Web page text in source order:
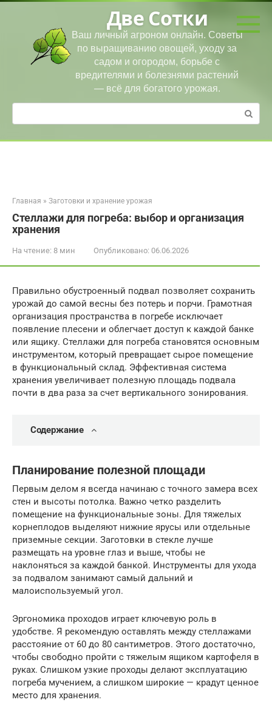
Перейти
Две Сотки
Ваш личный агроном онлайн. Советы
по выращиванию овощей, уходу за
садом и огородом, борьбе с
вредителями и болезнями растений
— всё для богатого урожая.
Поиск:
Главная » Заготовки и хранение урожая
Стеллажи для погреба: выбор и организация
хранения
На чтение: 8 мин Опубликовано: 06.06.2026
Правильно обустроенный подвал позволяет сохранить
урожай до самой весны без потерь и порчи. Грамотная
организация пространства в погребе исключает
появление плесени и облегчает доступ к каждой банке
или ящику. Стеллажи для погреба становятся основным
инструментом, который превращает сырое помещение
в функциональный склад. Эффективная система
хранения увеличивает полезную площадь подвала
почти в два раза за счет вертикального зонирования.
Содержание
Планирование полезной площади
Первым делом я всегда начинаю с точного замера всех
стен и высоты потолка. Важно четко разделить
помещение на функциональные зоны. Для тяжелых
корнеплодов выделяют нижние ярусы или отдельные
приземные секции. Заготовки в стекле лучше
размещать на уровне глаз и выше, чтобы не
наклоняться за каждой банкой. Инструменты для ухода
за подвалом занимают самый дальний и
малоиспользуемый угол.
Эргономика проходов играет ключевую роль в
удобстве. Я рекомендую оставлять между стеллажами
расстояние от 60 до 80 сантиметров. Этого достаточно,
чтобы свободно пройти с тяжелым ящиком картофеля в
руках. Слишком узкие проходы делают эксплуатацию
погреба мучением, а слишком широкие — крадут ценное
место для хранения.